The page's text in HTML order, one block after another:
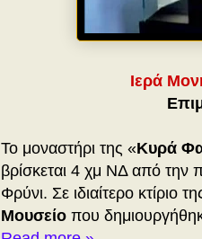
Ιερά
Το μοναστήρι της «Κυρά
βρίσκεται 4 χμ ΝΔ από την
Φρύνι. Σε ιδιαίτερο κτίριο
Μουσείο που